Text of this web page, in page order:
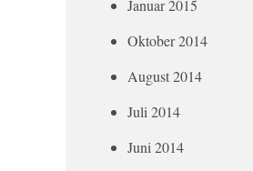
Januar 2015
Oktober 2014
August 2014
Juli 2014
Juni 2014